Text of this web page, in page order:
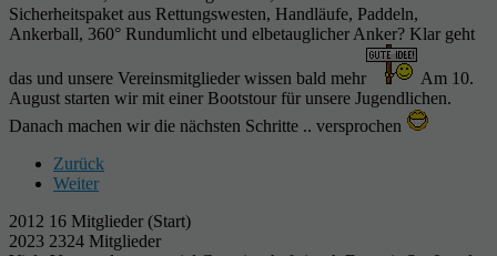
Sicherheitspaket aus Rettungswesten, Handläufe, Paddeln,
Ankerball, 360° Rundumlicht und elbetauglicher Anker? Klar geht
das und unsere Vereinsmitglieder wissen bald mehr
Am 10.
August starten wir mit einer Bootstour für unsere Jugendlichen.
Danach machen wir die nächsten Schritte .. versprochen
Zurück
Weiter
2012 16 Mitglieder (Start)
2023 2324 Mitglieder